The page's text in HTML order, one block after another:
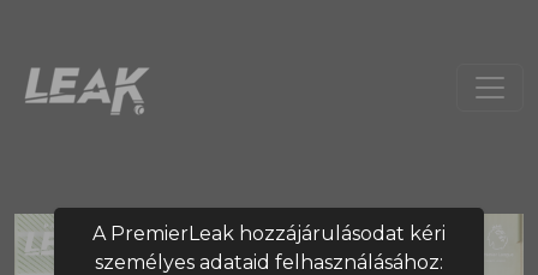
A PremierLeak hozzájárulásodat kéri
személyes adataid felhasználásához: